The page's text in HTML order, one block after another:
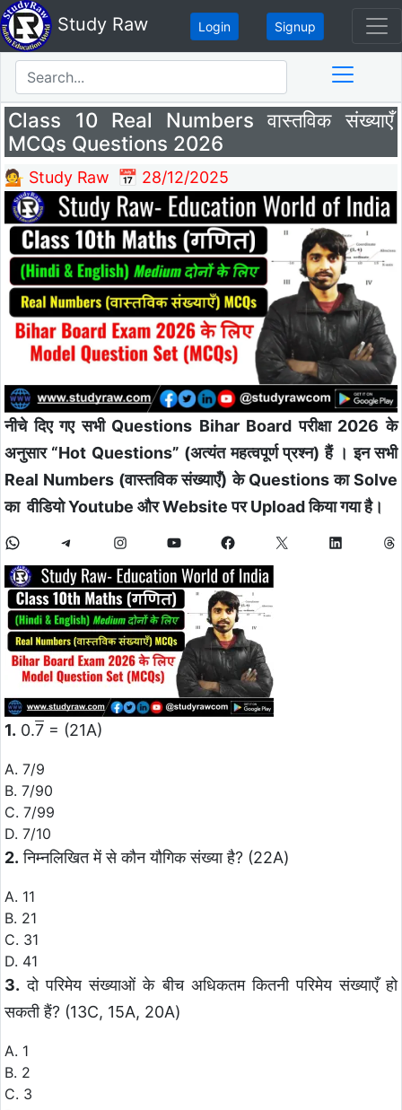
Study Raw Login Signup
Class 10 Real Numbers वास्तविक संख्याएँ
MCQs Questions 2026
💁 Study Raw 📅 28/12/2025
नीचे दिए गए सभी Questions Bihar Board परीक्षा 2026 के
अनुसार “Hot Questions” (अत्यंत महत्वपूर्ण प्रश्न) हैं । इन सभी
Real Numbers (वास्तविक संख्याएँ) के Questions का Solve
का वीडियो Youtube और Website पर Upload किया गया है।
1. 0.7 = (21A)
A. 7/9
B. 7/90
C. 7/99
D. 7/10
2. निम्नलिखित में से कौन यौगिक संख्या है? (22A)
A. 11
B. 21
C. 31
D. 41
3. दो परिमेय संख्याओं के बीच अधिकतम कितनी परिमेय संख्याएँ हो
सकती हैं? (13C, 15A, 20A)
A. 1
B. 2
C. 3